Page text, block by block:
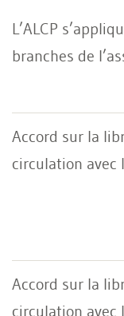
L’ALCP
branches de